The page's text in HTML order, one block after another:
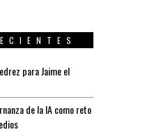
para Jaime el
de la IA como reto